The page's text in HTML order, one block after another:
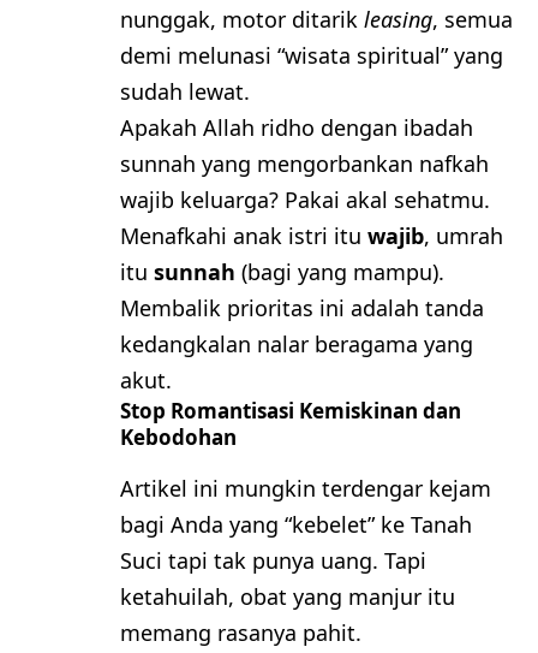
nunggak, motor ditarik leasing, semua
demi melunasi “wisata spiritual” yang
sudah lewat.
Apakah Allah ridho dengan ibadah
sunnah yang mengorbankan nafkah
wajib keluarga? Pakai akal sehatmu.
Menafkahi anak istri itu wajib, umrah
itu sunnah (bagi yang mampu).
Membalik prioritas ini adalah tanda
kedangkalan nalar beragama yang
akut.
​Stop Romantisasi Kemiskinan dan
Kebodohan
​Artikel ini mungkin terdengar kejam
bagi Anda yang “kebelet” ke Tanah
Suci tapi tak punya uang. Tapi
ketahuilah, obat yang manjur itu
memang rasanya pahit.